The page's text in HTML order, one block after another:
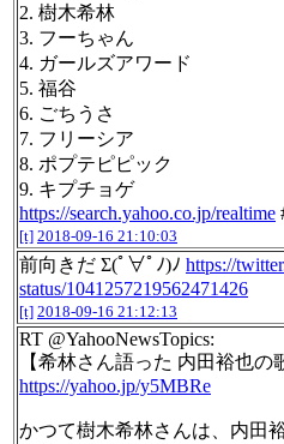
2. 樹木希林
3. フーちゃん
4. ガールズアワード
5. 福谷
6. ごちうさ
7. フリーシア
8. ポプテピピック
9. キプチョゲ
https://search.yahoo.co.jp/realtime
[t] 2018-09-16 21:10:03
前向きだ Σ(ﾟ∀ﾟﾉ)ﾉ https://
status/1041257219562471426
[t] 2018-09-16 21:12:13
RT @YahooNewsTopics:
【希林さん語った 内田裕也の
https://yahoo.jp/y5MBRe
かつて樹木希林さんは、内田